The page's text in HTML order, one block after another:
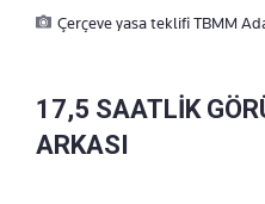
Çerçeve yasa teklifi TBMM
17,5 SAATLİK
ARKASI